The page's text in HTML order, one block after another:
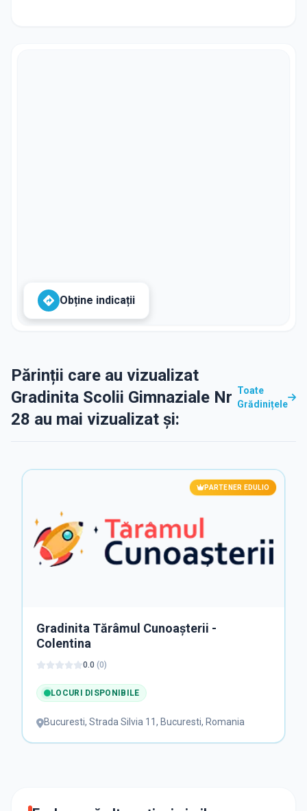
Obține indicații
Părinții care au vizualizat
Gradinita Scolii Gimnaziale Nr
28 au mai vizualizat și:
Toate
Grădinițele
PARTENER EDULIO
Gradinita Tărâmul Cunoașterii -
Colentina
0.0 (0)
LOCURI DISPONIBILE
Bucuresti, Strada Silvia 11, Bucuresti, Romania